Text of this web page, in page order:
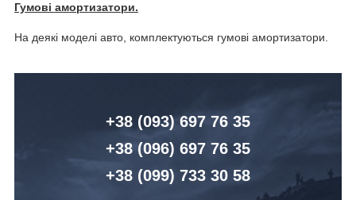
Гумові амортизатори.
На деякі моделі авто, комплектуються гумові амортизатори.
+38 (093) 697 76 35
+38 (096) 697 76 35
+38 (099) 733 30 58